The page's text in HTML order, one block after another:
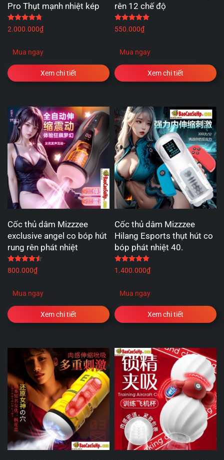
Pro Thụt mạnh nhiệt kép
5 sao
2.000.000₫
Mua ngay
Xem chi tiết
rên 12 chế độ
550.000₫
Mua ngay
Xem chi tiết
Cốc thủ dâm Mizzzee
exclusive angel co bóp hút
rung rên phát nhiệt
5 sao
800.000₫
Mua ngay
Xem chi tiết
Cốc thủ dâm Mizzzee
Hilang Esports thụt hút co
bóp phát nhiệt 40.
1.400.000₫
Mua ngay
Xem chi tiết